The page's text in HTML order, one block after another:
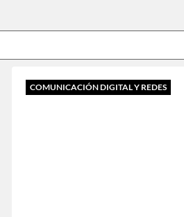
COMUNICACIÓN DIGITAL Y REDES